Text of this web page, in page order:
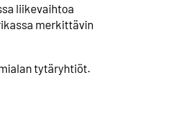
liikevaihtoa
merkittävin
tytäryhtiöt.